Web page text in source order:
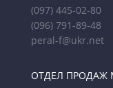
(097) 445-02-80
(096) 791-89-48
peral-f@ukr.net
ОТДЕЛ ПРОДАЖ